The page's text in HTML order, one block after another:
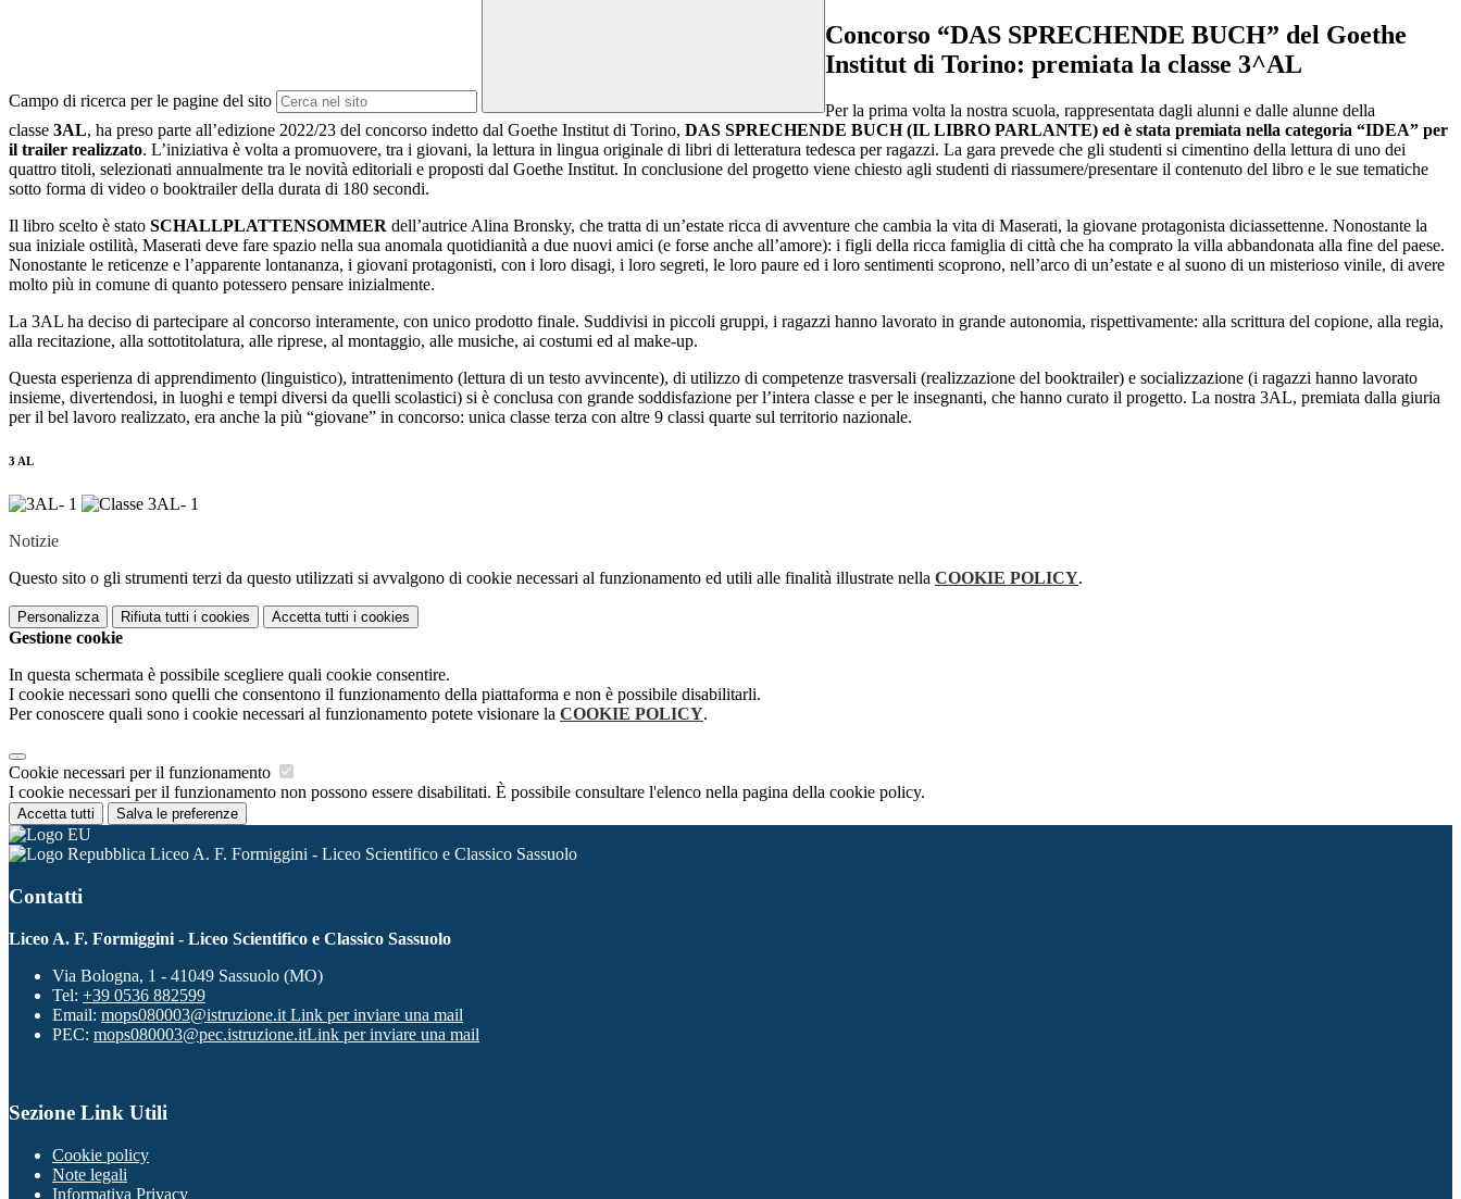
Campo di ricerca per le pagine del sito
Concorso “DAS SPRECHENDE BUCH” del Goethe
Institut di Torino: premiata la classe 3^AL
Per la prima volta la nostra scuola, rappresentata dagli alunni e dalle alunne della
classe 3AL, ha preso parte all’edizione 2022/23 del concorso indetto dal Goethe Institut di Torino, DAS SPRECHENDE BUCH (IL LIBRO PARLANTE) ed è stata premiata nella categoria “IDEA” per
il trailer realizzato. L’iniziativa è volta a promuovere, tra i giovani, la lettura in lingua originale di libri di letteratura tedesca per ragazzi. La gara prevede che gli studenti si cimentino della lettura di uno dei
quattro titoli, selezionati annualmente tra le novità editoriali e proposti dal Goethe Institut. In conclusione del progetto viene chiesto agli studenti di riassumere/presentare il contenuto del libro e le sue tematiche
sotto forma di video o booktrailer della durata di 180 secondi.
Il libro scelto è stato SCHALLPLATTENSOMMER dell’autrice Alina Bronsky, che tratta di un’estate ricca di avventure che cambia la vita di Maserati, la giovane protagonista diciassettenne. Nonostante la
sua iniziale ostilità, Maserati deve fare spazio nella sua anomala quotidianità a due nuovi amici (e forse anche all’amore): i figli della ricca famiglia di città che ha comprato la villa abbandonata alla fine del paese.
Nonostante le reticenze e l’apparente lontananza, i giovani protagonisti, con i loro disagi, i loro segreti, le loro paure ed i loro sentimenti scoprono, nell’arco di un’estate e al suono di un misterioso vinile, di avere
molto più in comune di quanto potessero pensare inizialmente.
La 3AL ha deciso di partecipare al concorso interamente, con unico prodotto finale. Suddivisi in piccoli gruppi, i ragazzi hanno lavorato in grande autonomia, rispettivamente: alla scrittura del copione, alla regia,
alla recitazione, alla sottotitolatura, alle riprese, al montaggio, alle musiche, ai costumi ed al make-up.
Questa esperienza di apprendimento (linguistico), intrattenimento (lettura di un testo avvincente), di utilizzo di competenze trasversali (realizzazione del booktrailer) e socializzazione (i ragazzi hanno lavorato
insieme, divertendosi, in luoghi e tempi diversi da quelli scolastici) si è conclusa con grande soddisfazione per l’intera classe e per le insegnanti, che hanno curato il progetto. La nostra 3AL, premiata dalla giuria
per il bel lavoro realizzato, era anche la più “giovane” in concorso: unica classe terza con altre 9 classi quarte sul territorio nazionale.
3 AL
Notizie
Questo sito o gli strumenti terzi da questo utilizzati si avvalgono di cookie necessari al funzionamento ed utili alle finalità illustrate nella COOKIE POLICY.
Personalizza Rifiuta tutti i cookies Accetta tutti i cookies
Gestione cookie
In questa schermata è possibile scegliere quali cookie consentire.
I cookie necessari sono quelli che consentono il funzionamento della piattaforma e non è possibile disabilitarli.
Per conoscere quali sono i cookie necessari al funzionamento potete visionare la COOKIE POLICY.
Cookie necessari per il funzionamento
I cookie necessari per il funzionamento non possono essere disabilitati. È possibile consultare l'elenco nella pagina della cookie policy.
Accetta tutti Salva le preferenze
Liceo A. F. Formiggini - Liceo Scientifico e Classico Sassuolo
Contatti
Liceo A. F. Formiggini - Liceo Scientifico e Classico Sassuolo
Via Bologna, 1 - 41049 Sassuolo (MO)
Tel: +39 0536 882599
Email: mops080003@istruzione.it Link per inviare una mail
PEC: mops080003@pec.istruzione.itLink per inviare una mail
Sezione Link Utili
Cookie policy
Note legali
Informativa Privacy